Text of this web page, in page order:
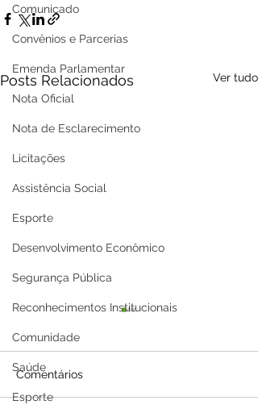
Comunicado
Convênios e Parcerias
Emenda Parlamentar
Nota Oficial
Nota de Esclarecimento
Licitações
Assistência Social
Esporte
Desenvolvimento Econômico
Segurança Pública
Reconhecimentos Institucionais
Comunidade
Saúde
Esporte
Posts Relacionados Ver tudo
Comentários